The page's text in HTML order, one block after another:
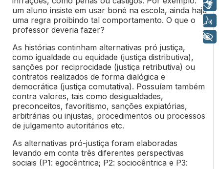
um aluno insiste em usar boné na escola, ainda haja
uma regra proibindo tal comportamento. O que o
professor deveria fazer?
As histórias continham alternativas pró justiça,
como igualdade ou equidade (justiça distributiva),
sanções por reciprocidade (justiça retributiva) ou
contratos realizados de forma dialógica e
democrática (justiça comutativa). Possuíam também
contra valores, tais como desigualdades,
preconceitos, favoritismo, sanções expiatórias,
arbitrárias ou injustas, procedimentos ou processos
de julgamento autoritários etc.
As alternativas pró-justiça foram elaboradas
levando em conta três diferentes perspectivas
sociais (P1: egocêntrica; P2: sociocêntrica e P3:
Libras
Voz